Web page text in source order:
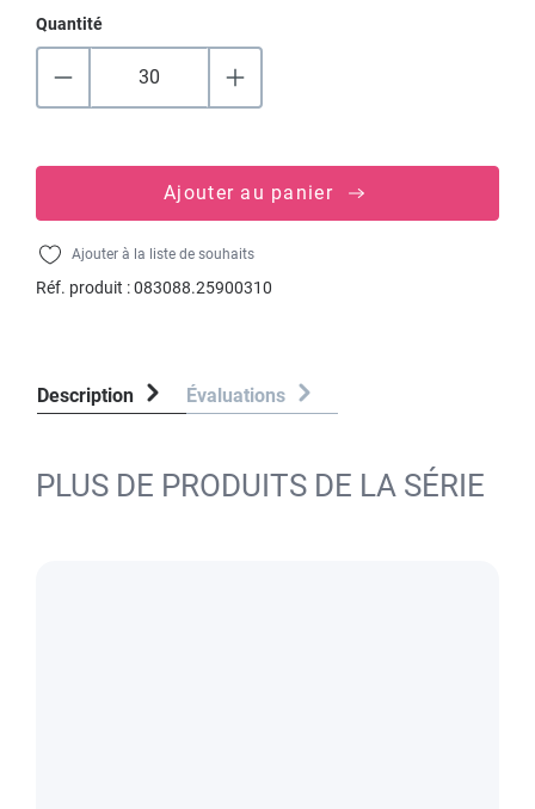
Quantité
Ajouter au panier
Ajouter à la liste de souhaits
Réf. produit :083088.25900310
Description Évaluations
PLUS DE PRODUITS DE LA SÉRIE